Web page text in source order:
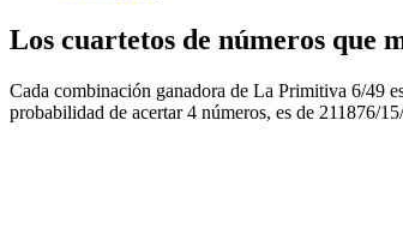
Los cuartetos de números que
Cada combinación ganadora de La Primitiva 6/49
probabilidad de acertar 4 números, es de 211876/